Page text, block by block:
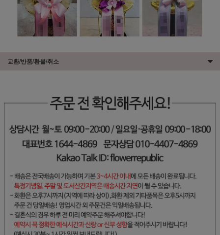
교환/반품/환불/취소